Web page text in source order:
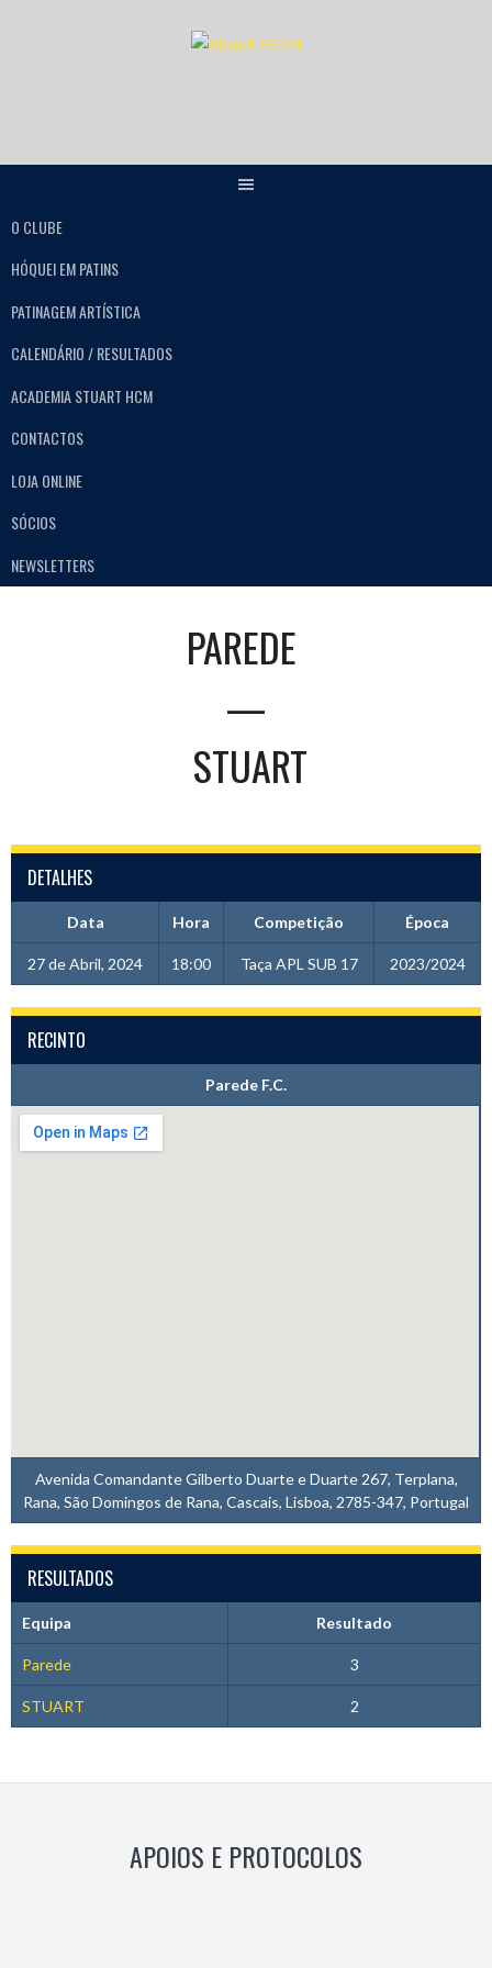
O CLUBE
HÓQUEI EM PATINS
PATINAGEM ARTÍSTICA
CALENDÁRIO / RESULTADOS
ACADEMIA STUART HCM
CONTACTOS
LOJA ONLINE
SÓCIOS
NEWSLETTERS
PAREDE
—
STUART
DETALHES
Data Hora Competição Época
27 de Abril, 2024 18:00 Taça APL SUB 17 2023/2024
RECINTO
Parede F.C.
Avenida Comandante Gilberto Duarte e Duarte 267, Terplana,
Rana, São Domingos de Rana, Cascais, Lisboa, 2785-347, Portugal
RESULTADOS
Equipa Resultado
Parede 3
STUART 2
APOIOS E PROTOCOLOS